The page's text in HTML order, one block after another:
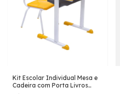
Kit Escolar Individual Mesa e
Cadeira com Porta Livros